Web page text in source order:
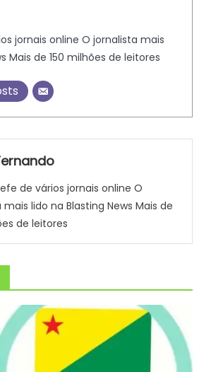
jornais online O jornalista mais
Mais de 150 milhões de leitores
de vários jornais online O
lido na Blasting News Mais de
de leitores